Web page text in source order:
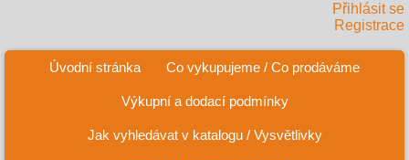
Přihlásit se
Registrace
Úvodní stránka Co vykupujeme / Co prodáváme
Výkupní a dodací podmínky
Jak vyhledávat v katalogu / Vysvětlivky